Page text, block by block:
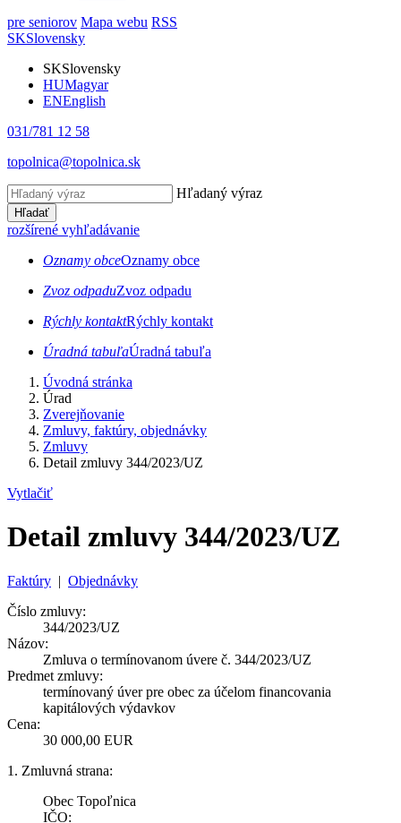
pre seniorov Mapa webu RSS
SKSlovensky
SKSlovensky
HUMagyar
ENEnglish
031/781 12 58
topolnica@topolnica.sk
Hľadaný výraz
Hľadať
rozšírené vyhľadávanie
Oznamy obceOznamy obce
Zvoz odpaduZvoz odpadu
Rýchly kontaktRýchly kontakt
Úradná tabuľaÚradná tabuľa
Úvodná stránka
Úrad
Zverejňovanie
Zmluvy, faktúry, objednávky
Zmluvy
Detail zmluvy 344/2023/UZ
Vytlačiť
Detail zmluvy 344/2023/UZ
Faktúry | Objednávky
Číslo zmluvy:
344/2023/UZ
Názov:
Zmluva o termínovanom úvere č. 344/2023/UZ
Predmet zmluvy:
termínovaný úver pre obec za účelom financovania
kapitálových výdavkov
Cena:
30 000,00 EUR
1. Zmluvná strana:
Obec Topoľnica
IČO: